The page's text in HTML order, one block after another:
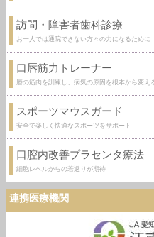
訪問・障害者歯科診療
お一人では通院できない方々の力になるために
口唇筋力トレーナー
唇の筋肉を訓練し、病気の原因を根本から変え
スポーツマウスガード
安全で楽しく快適なスポーツをサポート
口腔内改善プラセンタ療法
細胞レベルからの若返りが期待
連携医療機関